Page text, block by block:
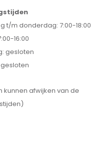
t/m donderdag: 7:00-18:00
16:00
gesloten
kunnen afwijken van de